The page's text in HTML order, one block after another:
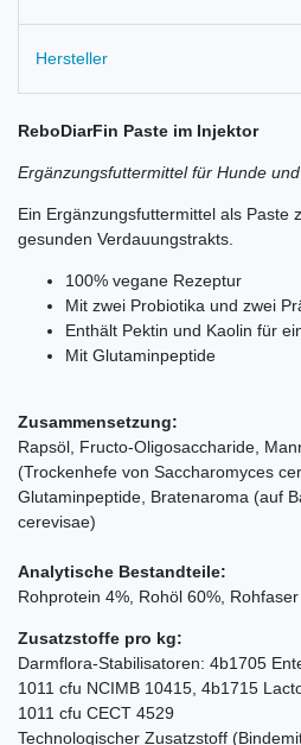
Hersteller
ReboDiarFin Paste im Injektor
Ergänzungsfuttermittel für Hunde
Ein Ergänzungsfuttermittel als Paste
gesunden Verdauungstrakts.
100% vegane Rezeptur
Mit zwei Probiotika und zwei
Enthält Pektin und Kaolin für
Mit Glutaminpeptide
Zusammensetzung:
Rapsöl, Fructo-Oligosaccharide,
(Trockenhefe von Saccharomyces
Glutaminpeptide, Bratenaroma (auf
cerevisae)
Analytische Bestandteile:
Rohprotein 4%, Rohöl 60%,
Zusatzstoffe pro kg:
Darmflora-Stabilisatoren: 4b1705
1011 cfu NCIMB 10415, 4b1715
1011 cfu CECT 4529
Technologischer Zusatzstoff